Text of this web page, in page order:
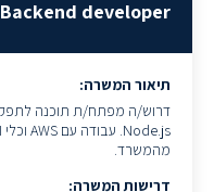
Backend developer
תיאור המשרה:
מהמשרד.
דרישות המשרה: